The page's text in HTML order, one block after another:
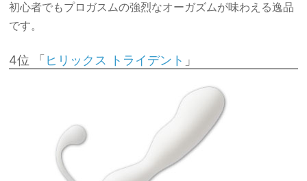
初心者でもプロガスムの強烈なオーガズムが味わえる逸品
です。
4位 「 ヒリックス トライデント 」